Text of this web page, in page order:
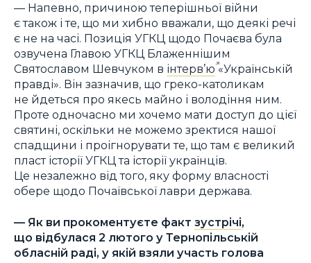
— Напевно, причиною теперішньої війни
є також і те, що ми хибно вважали, що деякі речі
є не на часі. Позиція УГКЦ щодо Почаєва була
озвучена Главою УГКЦ Блаженнішим
Святославом Шевчуком в інтерв’ю«Українській
правді». Він зазначив, що греко-католикам
не йдеться про якесь майно і володіння ним.
Проте одночасно ми хочемо мати доступ до цієї
святині, оскільки не можемо зректися нашої
спадщини і проігнорувати те, що там є великий
пласт історії УГКЦ та історії українців.
Це незалежно від того, яку форму власності
обере щодо Почаївської лаври держава.
— Як ви прокоментуєте факт зустрічі,
що відбулася 2 лютого у Тернопільській
обласній раді, у якій взяли участь голова